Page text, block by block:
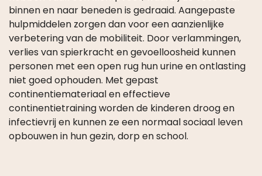
binnen en naar beneden is gedraaid. Aangepaste
hulpmiddelen zorgen dan voor een aanzienlijke
verbetering van de mobiliteit. Door verlammingen,
verlies van spierkracht en gevoelloosheid kunnen
personen met een open rug hun urine en ontlasting
niet goed ophouden. Met gepast
continentiemateriaal en effectieve
continentietraining worden de kinderen droog en
infectievrij en kunnen ze een normaal sociaal leven
opbouwen in hun gezin, dorp en school.